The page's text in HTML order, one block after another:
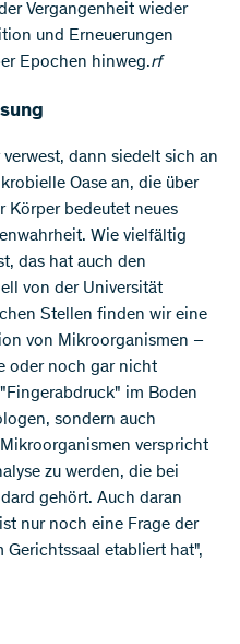
Vergangenheit wieder
und Erneuerungen
Epochen hinweg.rf
dann siedelt sich an
Oase an, die über
Körper bedeutet neues
Wie vielfältig
das hat auch den
von der Universität
Stellen finden wir eine
von Mikroorganismen –
oder noch gar nicht
im Boden
sondern auch
verspricht
zu werden, die bei
gehört. Auch daran
nur noch eine Frage der
etabliert hat",